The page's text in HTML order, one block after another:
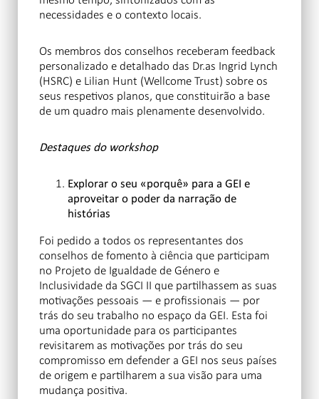
necessidades e o contexto locais.
Os membros dos conselhos receberam feedback
personalizado e detalhado das Dr.as Ingrid Lynch
(HSRC) e Lilian Hunt (Wellcome Trust) sobre os
seus respetivos planos, que constituirão a base
de um quadro mais plenamente desenvolvido.
Destaques do workshop
Explorar o seu «porquê» para a GEI e
aproveitar o poder da narração de
histórias
Foi pedido a todos os representantes dos
conselhos de fomento à ciência que participam
no Projeto de Igualdade de Género e
Inclusividade da SGCI II que partilhassem as suas
motivações pessoais — e profissionais — por
trás do seu trabalho no espaço da GEI. Esta foi
uma oportunidade para os participantes
revisitarem as motivações por trás do seu
compromisso em defender a GEI nos seus países
de origem e partilharem a sua visão para uma
mudança positiva.